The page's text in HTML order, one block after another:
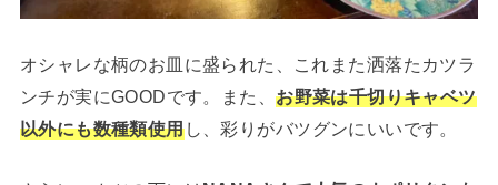
オシャレな柄のお皿に盛られた、これまた洒落たカツラ
ンチが実にGOODです。また、お野菜は千切りキャベツ
以外にも数種類使用し、彩りがバツグンにいいです。